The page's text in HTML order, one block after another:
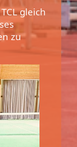
gleich
zu